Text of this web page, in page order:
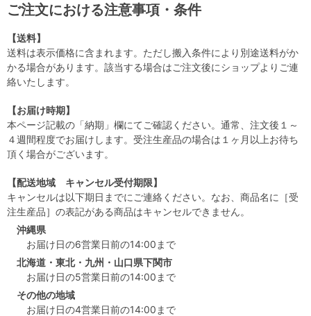
ご注文における注意事項・条件
【送料】
送料は表示価格に含まれます。ただし搬入条件により別途送料がか
かる場合があります。該当する場合はご注文後にショップよりご連
絡いたします。
【お届け時期】
本ページ記載の「納期」欄にてご確認ください。通常、注文後１～
４週間程度でお届けします。受注生産品の場合は１ヶ月以上お待ち
頂く場合がございます。
【配送地域 キャンセル受付期限】
キャンセルは以下期日までにご連絡ください。なお、商品名に［受
注生産品］の表記がある商品はキャンセルできません。
沖縄県
お届け日の6営業日前の14:00まで
北海道・東北・九州・山口県下関市
お届け日の5営業日前の14:00まで
その他の地域
お届け日の4営業日前の14:00まで